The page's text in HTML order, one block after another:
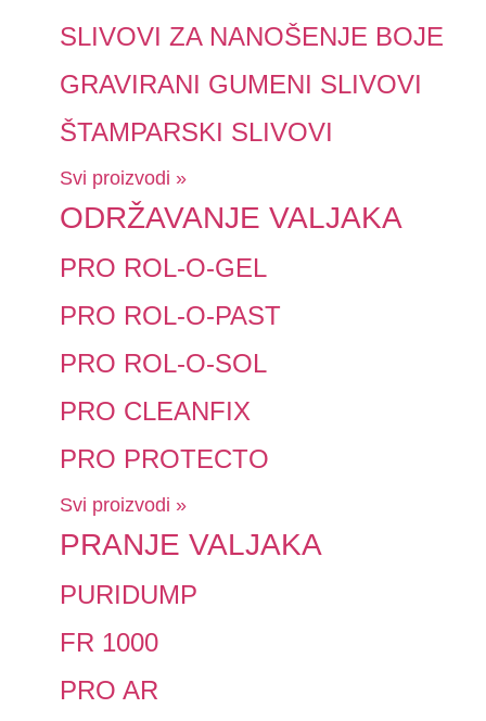
SLIVOVI ZA NANOŠENJE BOJE
GRAVIRANI GUMENI SLIVOVI
ŠTAMPARSKI SLIVOVI
Svi proizvodi »
ODRŽAVANJE VALJAKA
PRO ROL-O-GEL
PRO ROL-O-PAST
PRO ROL-O-SOL
PRO CLEANFIX
PRO PROTECTO
Svi proizvodi »
PRANJE VALJAKA
PURIDUMP
FR 1000
PRO AR